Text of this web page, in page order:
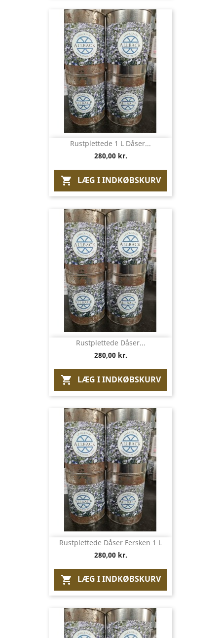
Rustplettede 1 L Dåser...
280,00 kr.
 LÆG I INDKØBSKURV
Rustplettede Dåser...
280,00 kr.
 LÆG I INDKØBSKURV
Rustplettede Dåser Fersken 1 L
280,00 kr.
 LÆG I INDKØBSKURV